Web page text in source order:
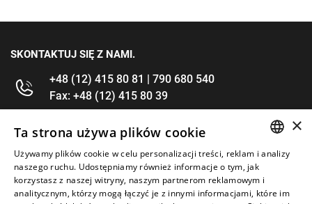
SKONTAKTUJ SIĘ Z NAMI.
+48 (12) 415 80 81 | 790 680 540
Fax: +48 (12) 415 80 39
kontakt@im-narzedzia.pl
INFORMACJE
OFERTA
ENGLISH
×
Ta strona używa plików cookie
Używamy plików cookie w celu personalizacji treści, reklam i analizy
naszego ruchu. Udostępniamy również informacje o tym, jak
korzystasz z naszej witryny, naszym partnerom reklamowym i
analitycznym, którzy mogą łączyć je z innymi informacjami, które im